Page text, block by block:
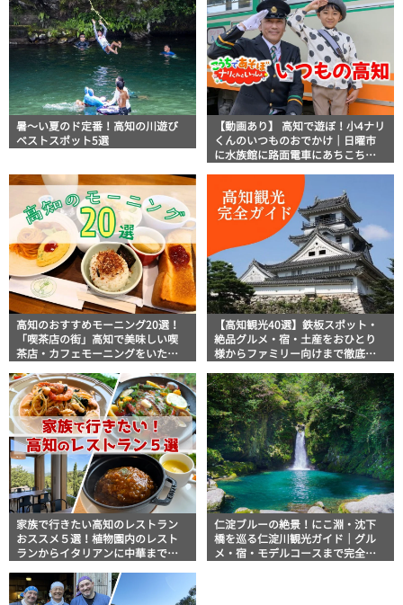
暑～い夏のド定番！高知の川遊び
ベストスポット5選
【動画あり】 高知で遊ぼ！小4ナリ
くんのいつものおでかけ｜日曜市
に水族館に路面電車にあちこち巡
高知のおすすめモーニング20選！
「喫茶店の街」高知で美味しい喫
茶店・カフェモーニングをいただ
【高知観光40選】鉄板スポット・
絶品グルメ・宿・土産をおひとり
様からファミリー向けまで徹底解
家族で行きたい高知のレストラン
おススメ５選！植物園内のレスト
ランからイタリアンに中華まで楽
仁淀ブルーの絶景！にこ淵・沈下
橋を巡る仁淀川観光ガイド｜グル
メ・宿・モデルコースまで完全網